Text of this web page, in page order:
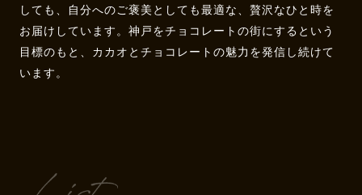
しても、自分へのご褒美としても最適な、贅沢なひと時を
お届けしています。神戸をチョコレートの街にするという
目標のもと、カカオとチョコレートの魅力を発信し続けて
います。